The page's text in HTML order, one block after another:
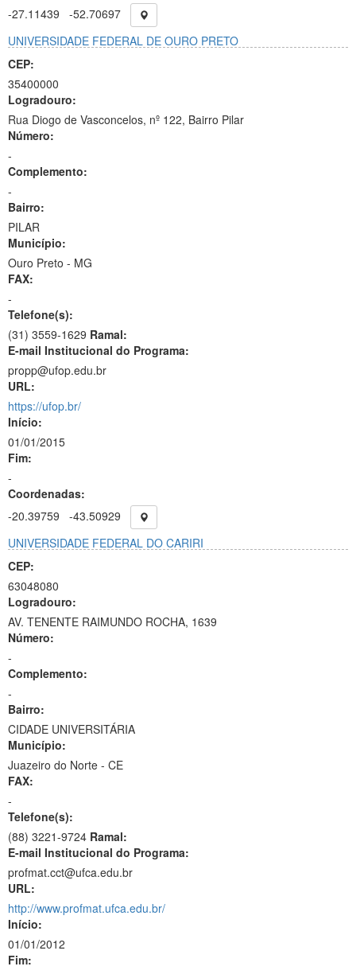
-27.11439
-52.70697
UNIVERSIDADE FEDERAL DE OURO PRETO
CEP:
35400000
Logradouro:
Rua Diogo de Vasconcelos, nº 122, Bairro Pilar
Número:
-
Complemento:
-
Bairro:
PILAR
Município:
Ouro Preto - MG
FAX:
-
Telefone(s):
(31) 3559-1629 Ramal:
E-mail Institucional do Programa:
propp@ufop.edu.br
URL:
https://ufop.br/
Início:
01/01/2015
Fim:
-
Coordenadas:
-20.39759
-43.50929
UNIVERSIDADE FEDERAL DO CARIRI
CEP:
63048080
Logradouro:
AV. TENENTE RAIMUNDO ROCHA, 1639
Número:
-
Complemento:
-
Bairro:
CIDADE UNIVERSITÁRIA
Município:
Juazeiro do Norte - CE
FAX:
-
Telefone(s):
(88) 3221-9724 Ramal:
E-mail Institucional do Programa:
profmat.cct@ufca.edu.br
URL:
http://www.profmat.ufca.edu.br/
Início:
01/01/2012
Fim: